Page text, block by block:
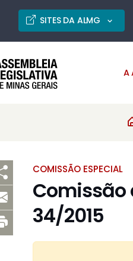
SITES DA ALMG
A
COMISSÃO ESPECIAL
Comissão
34/2015